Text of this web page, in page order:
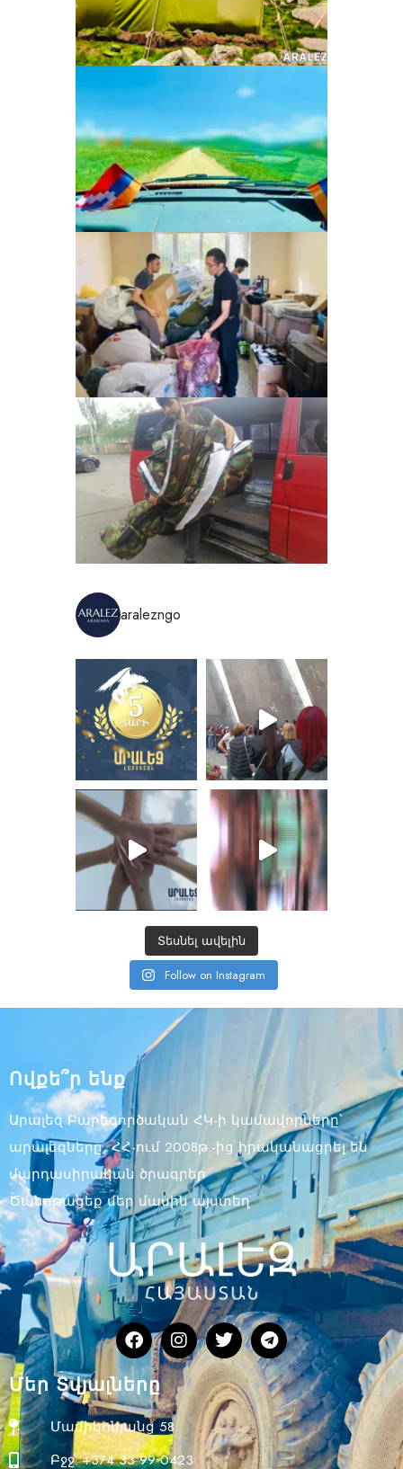
aralezngo
Տեսնել ավելին
Follow on Instagram
Ովքե՞ր ենք
Արալեզ Բարեգործական ՀԿ-ի կամավորները՝
արալեզները, ՀՀ-ում 2008թ.-ից իրականացրել են
մարդասիրական ծրագրեր
Ծանոթացեք մեր մասին այստեղ
Մեր Տվյալները
Մամիկոնյանց 58
Բջջ. +374 33 99 0423